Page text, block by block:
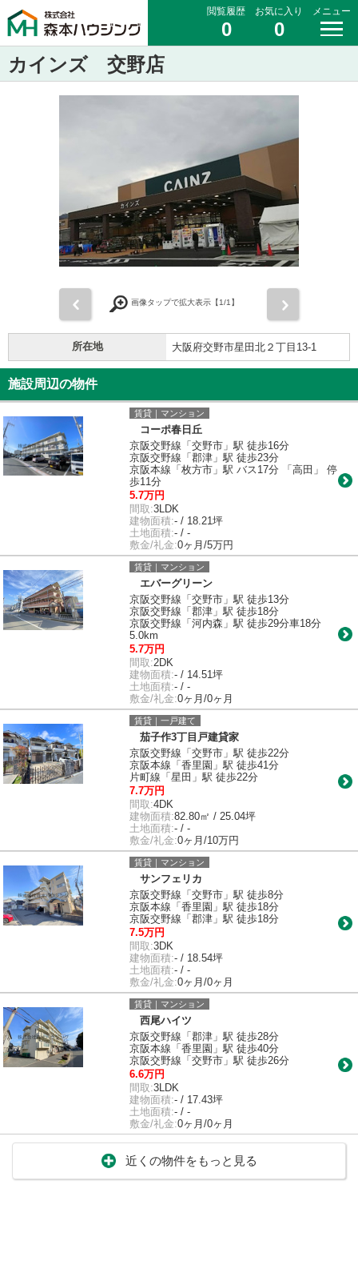
閲覧履歴
0
お気に入り
0
メニュー
カインズ 交野店
画像タップで拡大表示【1/1】
所在地 大阪府交野市星田北２丁目13-1
施設周辺の物件
賃貸｜マンション
コーポ春日丘
京阪交野線「交野市」駅 徒歩16分
京阪交野線「郡津」駅 徒歩23分
京阪本線「枚方市」駅 バス17分 「高田」 停
歩11分
5.7万円
間取:3LDK
建物面積:- / 18.21坪
土地面積:- / -
敷金/礼金:0ヶ月/5万円
賃貸｜マンション
エバーグリーン
京阪交野線「交野市」駅 徒歩13分
京阪交野線「郡津」駅 徒歩18分
京阪交野線「河内森」駅 徒歩29分車18分
5.0km
5.7万円
間取:2DK
建物面積:- / 14.51坪
土地面積:- / -
敷金/礼金:0ヶ月/0ヶ月
賃貸｜一戸建て
茄子作3丁目戸建貸家
京阪交野線「交野市」駅 徒歩22分
京阪本線「香里園」駅 徒歩41分
片町線「星田」駅 徒歩22分
7.7万円
間取:4DK
建物面積:82.80㎡ / 25.04坪
土地面積:- / -
敷金/礼金:0ヶ月/10万円
賃貸｜マンション
サンフェリカ
京阪交野線「交野市」駅 徒歩8分
京阪本線「香里園」駅 徒歩18分
京阪交野線「郡津」駅 徒歩18分
7.5万円
間取:3DK
建物面積:- / 18.54坪
土地面積:- / -
敷金/礼金:0ヶ月/0ヶ月
賃貸｜マンション
西尾ハイツ
京阪交野線「郡津」駅 徒歩28分
京阪本線「香里園」駅 徒歩40分
京阪交野線「交野市」駅 徒歩26分
6.6万円
間取:3LDK
建物面積:- / 17.43坪
土地面積:- / -
敷金/礼金:0ヶ月/0ヶ月
近くの物件をもっと見る